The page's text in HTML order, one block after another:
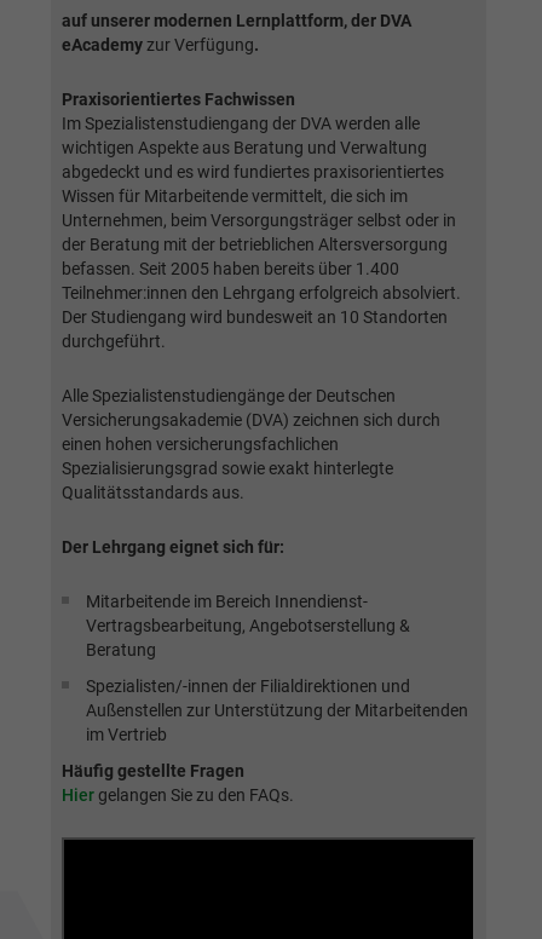
auf unserer modernen Lernplattform, der DVA
eAcademyzur Verfügung.
Praxisorientiertes Fachwissen
Im Spezialistenstudiengang der DVA werden alle
wichtigen Aspekte aus Beratung und Verwaltung
abgedeckt und es wird fundiertes praxisorientiertes
Wissen für Mitarbeitende vermittelt, die sich im
Unternehmen, beim Versorgungsträger selbst oder in
der Beratung mit der betrieblichen Altersversorgung
befassen. Seit 2005 haben bereits über 1.400
Teilnehmer:innen den Lehrgang erfolgreich absolviert.
Der Studiengang wird bundesweit an 10 Standorten
durchgeführt.
Alle Spezialistenstudiengänge der Deutschen
Versicherungsakademie (DVA) zeichnen sich durch
einen hohen versicherungsfachlichen
Spezialisierungsgrad sowie exakt hinterlegte
Qualitätsstandards aus.
Der Lehrgang eignet sich für:
Mitarbeitende im Bereich Innendienst-
Vertragsbearbeitung, Angebotserstellung &
Beratung
Spezialisten/-innen der Filialdirektionen und
Außenstellen zur Unterstützung der Mitarbeitenden
im Vertrieb
Häufig gestellte Fragen
Hiergelangen Sie zu den FAQs.
Anbieter BWV Südwest
Zweck
Speicherung der Benutzer-ID bei
Anmeldung über den Webseiten-Login .
Name _gid
Laufzeit 1 Tag
Zweck
Registriert eine eindeutige ID, die verwendet
wird, um statistische Daten dazu, wie der
Besucher die Website nutzt, zu generieren.